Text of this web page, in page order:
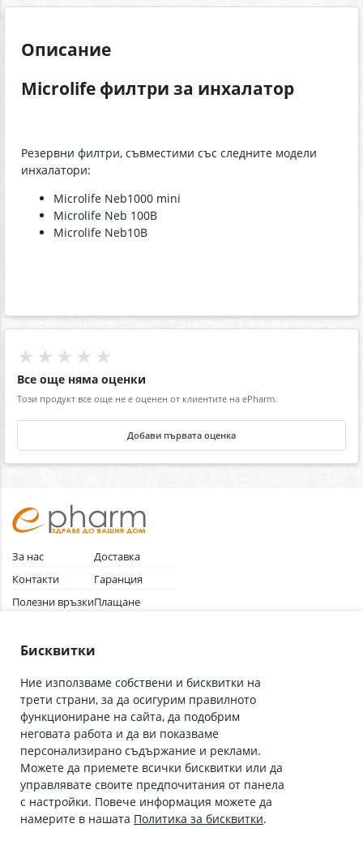
Описание
Microlife филтри за инхалатор
Резервни филтри, съвместими със следните модели
инхалатори:
Microlife Neb1000 mini
Microlife Neb 100B
Microlife Neb10B
★★★★★
Все още няма оценки
Този продукт все още не е оценен от клиентите на ePharm.
Добави първата оценка
За нас
Контакти
Полезни връзки
Общи условия
Доставка
Гаранция
Плащане
Абонирай се за нашия бюлетин
С абонамента се съгласявам сПолитиката за лични данни.
Онлайн аптека, част от аптеки „Ванчева“
Бисквитки
Ние използваме собствени и бисквитки на
трети страни, за да осигурим правилното
функциониране на сайта, да подобрим
неговата работа и да ви показваме
персонализирано съдържание и реклами.
Можете да приемете всички бисквитки или да
управлявате своите предпочитания от панела
с настройки. Повече информация можете да
намерите в нашата Политика за бисквитки.